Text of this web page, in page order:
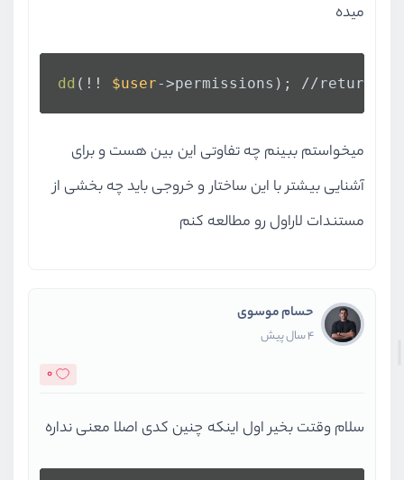
میده
dd (!! $user->permissions); //return
میخواستم ببینم چه تفاوتی این بین هست و برای
آشنایی بیشتر با این ساختار و خروجی باید چه بخشی از
مستندات لاراول رو مطالعه کنم
حسام موسوی
4 سال پیش
0
سلام وقتت بخیر اول اینکه چنین کدی اصلا معنی نداره